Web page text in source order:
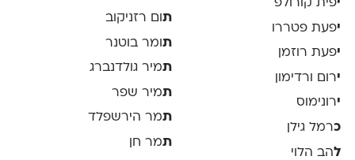
יפית קורולפ
יפעת פטררו
יפעת רוזמן
ירום ורדימון
ירונימוס
כרמל גילן
להב הלוי
ת ום רזניקוב
תומר בוטנר
תמיר גולדנברג
תמיר שפר
תמר הירשפלד
תמר חן